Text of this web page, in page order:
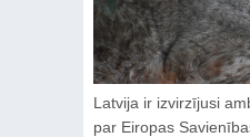
Latvija ir izvirzījusi
par Eiropas